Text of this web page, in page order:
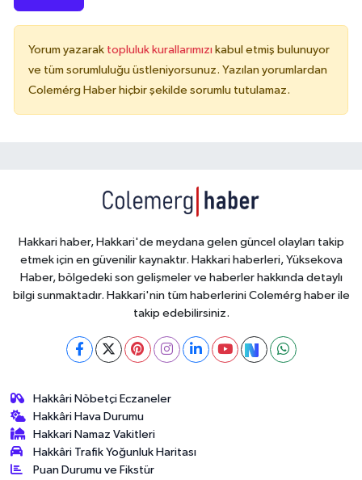
Yorum yazarak topluluk kurallarımızı kabul etmiş bulunuyor
ve tüm sorumluluğu üstleniyorsunuz. Yazılan yorumlardan
Colemérg Haber hiçbir şekilde sorumlu tutulamaz.
Hakkari haber, Hakkari'de meydana gelen güncel olayları takip
etmek için en güvenilir kaynaktır. Hakkari haberleri, Yüksekova
Haber, bölgedeki son gelişmeler ve haberler hakkında detaylı
bilgi sunmaktadır. Hakkari'nin tüm haberlerini Colemérg haber ile
takip edebilirsiniz.
Hakkâri Nöbetçi Eczaneler
Hakkâri Hava Durumu
Hakkari Namaz Vakitleri
Hakkâri Trafik Yoğunluk Haritası
Puan Durumu ve Fikstür